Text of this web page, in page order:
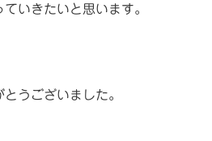
いきたいと思います。
うございました。